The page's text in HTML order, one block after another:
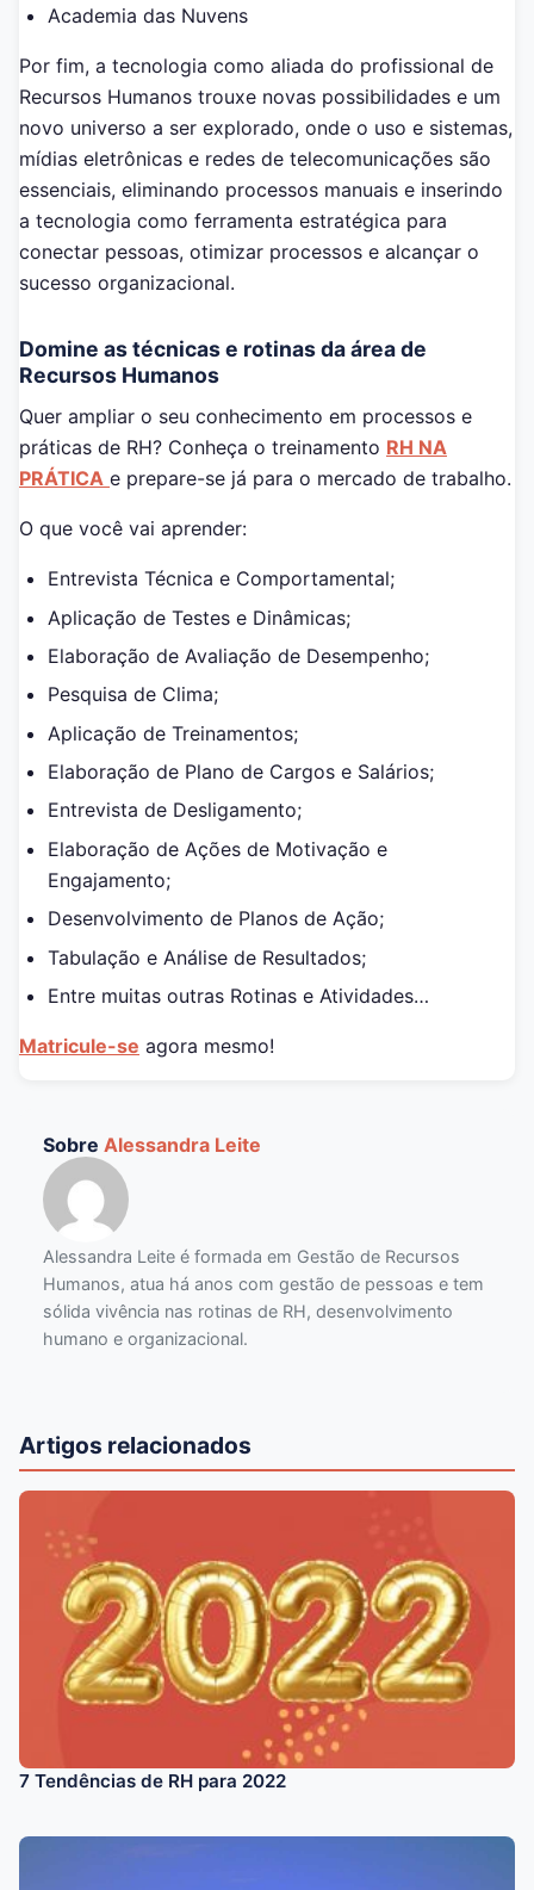
Academia das Nuvens
Por fim, a tecnologia como aliada do profissional de
Recursos Humanos trouxe novas possibilidades e um
novo universo a ser explorado, onde o uso e sistemas,
mídias eletrônicas e redes de telecomunicações são
essenciais, eliminando processos manuais e inserindo
a tecnologia como ferramenta estratégica para
conectar pessoas, otimizar processos e alcançar o
sucesso organizacional.
Domine as técnicas e rotinas da área de
Recursos Humanos
Quer ampliar o seu conhecimento em processos e
práticas de RH? Conheça o treinamento RH NA
PRÁTICA e prepare-se já para o mercado de trabalho.
O que você vai aprender:
Entrevista Técnica e Comportamental;
Aplicação de Testes e Dinâmicas;
Elaboração de Avaliação de Desempenho;
Pesquisa de Clima;
Aplicação de Treinamentos;
Elaboração de Plano de Cargos e Salários;
Entrevista de Desligamento;
Elaboração de Ações de Motivação e
Engajamento;
Desenvolvimento de Planos de Ação;
Tabulação e Análise de Resultados;
Entre muitas outras Rotinas e Atividades…
Matricule-se agora mesmo!
Sobre Alessandra Leite
Alessandra Leite é formada em Gestão de Recursos
Humanos, atua há anos com gestão de pessoas e tem
sólida vivência nas rotinas de RH, desenvolvimento
humano e organizacional.
Artigos relacionados
7 Tendências de RH para 2022